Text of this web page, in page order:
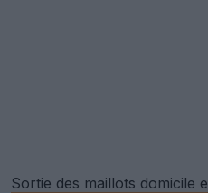
Sortie des maillots domicile